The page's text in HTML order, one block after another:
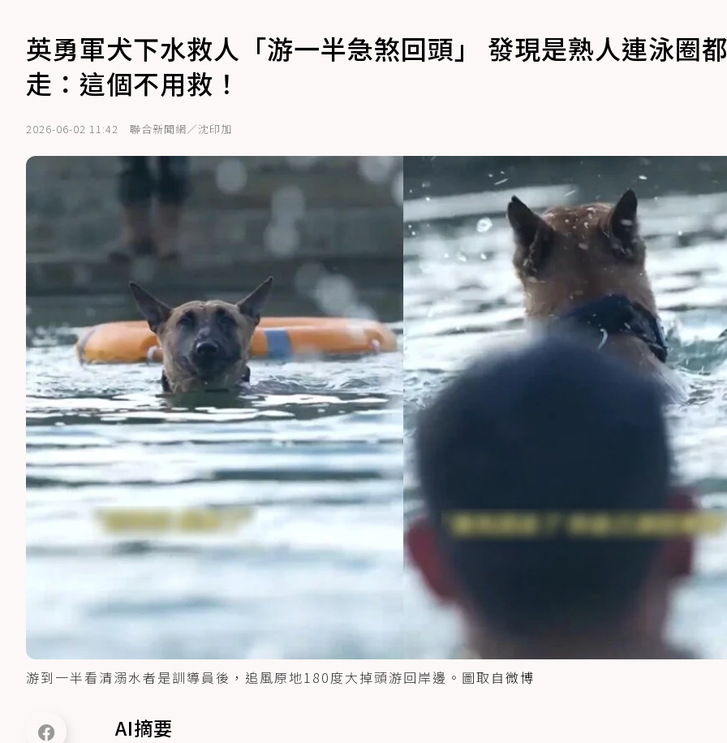
英勇軍犬下水救人「游一半急煞回頭」 發現是熟人連泳圈
走：這個不用救！
2026-06-02 11:42 聯合新聞網／沈印加
游到一半看清溺水者是訓導員後，追風原地180度大掉頭游回岸邊。圖取自微博
AI摘要